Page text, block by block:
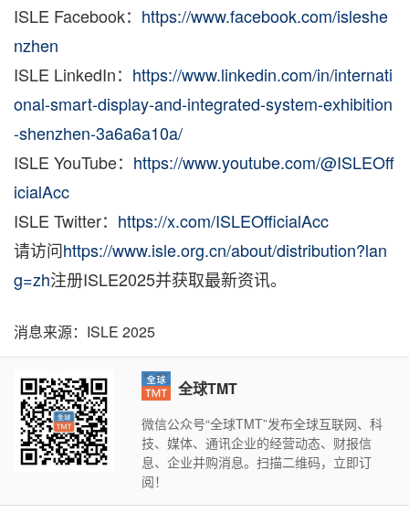
ISLE Facebook： https://www.facebook.com/isleshe
nzhen
ISLE LinkedIn： https://www.linkedin.com/in/internati
onal-smart-display-and-integrated-system-exhibition
-shenzhen-3a6a6a10a/
ISLE YouTube： https://www.youtube.com/@ISLEOff
icialAcc
ISLE Twitter： https://x.com/ISLEOfficialAcc
请访问https://www.isle.org.cn/about/distribution?lan
g=zh注册ISLE2025并获取最新资讯。
消息来源：ISLE 2025
全球TMT
微信公众号“全球TMT”发布全球互联网、科
技、媒体、通讯企业的经营动态、财报信
息、企业并购消息。扫描二维码，立即订
阅！